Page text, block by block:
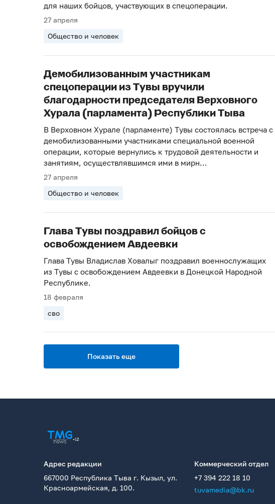
для наших бойцов, участвующих в спецоперации.
27 апреля
Общество и человек
Демобилизованным участникам
спецоперации из Тувы вручили
благодарности председателя Верховного
Хурала (парламента) Республики Тыва
В Верховном Хурале (парламенте) Тувы состоялась встреча с
демобилизованными участниками специальной военной
операции, которые вернулись к трудовой деятельности и
занятиям, осуществлявшимся ими в мирн…
27 апреля
Общество и человек
Глава Тувы поздравил бойцов с
освобождением Авдеевки
Глава Тувы Владислав Ховалыг поздравил военнослужащих
из Тувы с освобождением Авдеевки в Донецкой Народной
Республике.
18 февраля
сво
Показать еще
Адрес редакции
667000 Республика Тыва г. Кызыл, ул.
Красноармейская, д. 100.
Коммерческий отдел
+7 394 222 18 10
tuvamedia@bk.ru